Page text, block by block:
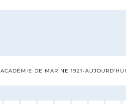
ACADÉMIE DE MARINE 1921-AUJOURD'HUI